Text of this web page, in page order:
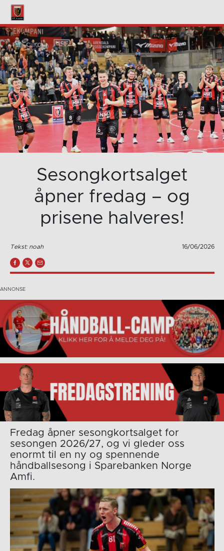
Sesongkortsalget
åpner fredag – og
prisene halveres!
Tekst: noah 16/06/2026
Fredag åpner sesongkortsalget for
sesongen 2026/27, og vi gleder oss
enormt til en ny og spennende
håndballsesong i Sparebanken Norge
Amfi.